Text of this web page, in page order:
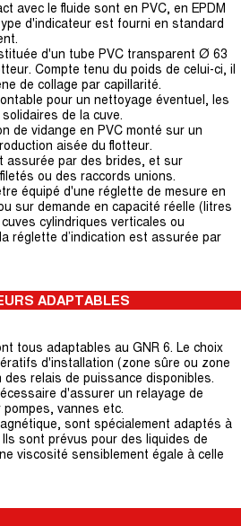
avec le fluide sont en PVC, en EPDM
d'indicateur est fourni en standard
d'un tube PVC transparent Ø 63
Compte tenu du poids de celui-ci, il
de collage par capillarité.
pour un nettoyage éventuel, les
de la cuve.
de vidange en PVC monté sur un
aisée du flotteur.
assurée par des brides, et sur
ou des raccords unions.
équipé d'une réglette de mesure en
sur demande en capacité réelle (litres
cylindriques verticales ou
réglette d’indication est assurée par
ADAPTABLES
tous adaptables au GNR 6. Le choix
d'installation (zone sûre ou zone
relais de puissance disponibles.
d'assurer un relayage de
vannes etc.
sont spécialement adaptés à
sont prévus pour des liquides de
viscosité sensiblement égale à celle